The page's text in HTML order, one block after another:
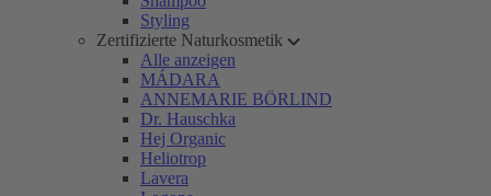
Styling
Zertifizierte Naturkosmetik
Alle anzeigen
MÁDARA
ANNEMARIE BÖRLIND
Dr. Hauschka
Hej Organic
Heliotrop
Lavera